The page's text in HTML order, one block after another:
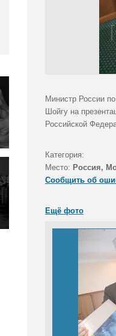
Министр России
Шойгу на
Российской
Категория:
Место: Россия,
Сообщить об
Ещё фото